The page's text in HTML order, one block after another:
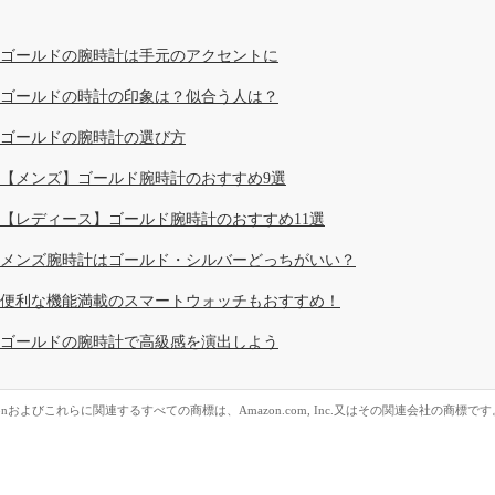
ゴールドの腕時計は手元のアクセントに
ゴールドの時計の印象は？似合う人は？
ゴールドの腕時計の選び方
【メンズ】ゴールド腕時計のおすすめ9選
【レディース】ゴールド腕時計のおすすめ11選
メンズ腕時計はゴールド・シルバーどっちがいい？
便利な機能満載のスマートウォッチもおすすめ！
ゴールドの腕時計で高級感を演出しよう
およびこれらに関連するすべての商標は、Amazon.com, Inc.又はその関連会社の商標です